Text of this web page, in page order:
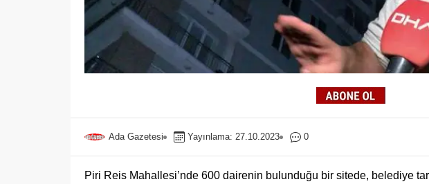
Ada Gazetesi Yayınlama: 27.10.2023 0
Piri Reis Mahallesi’nde 600 dairenin bulunduğu bir sitede, belediye